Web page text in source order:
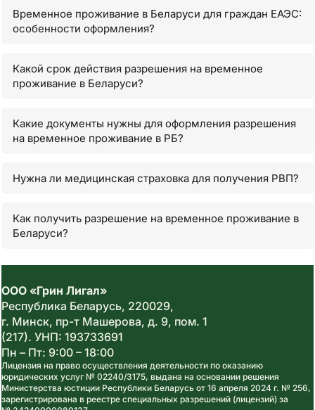
Временное проживание в Беларуси для граждан ЕАЭС:
особенности оформления?
Какой срок действия разрешения на временное
проживание в Беларуси?
Какие документы нужны для оформления разрешения
на временное проживание в РБ?
Нужна ли медицинская страховка для получения РВП?
Как получить разрешение на временное проживание в
Беларуси?
ООО «Грин Лигал»
Республика Беларусь, 220029,
г. Минск, пр-т Машерова, д. 9, пом. 1
(217). УНП: 193733691
Пн – Пт: 9:00 – 18:00
Лицензия на право осуществления деятельности по оказанию
юридических услуг № 02240/3175, выдана на основании решения
Министерства юстиции Республики Беларусь от 16 апреля 2024 г. № 256,
зарегистрирована в реестре специальных разрешений (лицензий) за